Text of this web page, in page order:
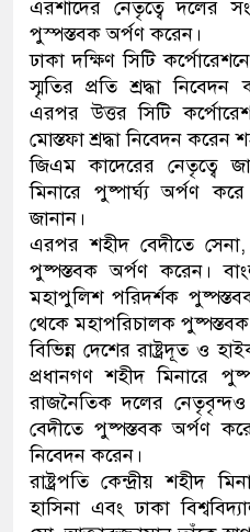
এরশাদের নেতৃত্বে দলের
পুস্পস্তবক অর্পণ করেন।
ঢাকা দক্ষিণ সিটি
স্মৃতির প্রতি শ্রদ্ধা
এরপর উত্তর সিটি
মোস্তফা শ্রদ্ধা নিবেদন করেন
জিএম কাদেরের নেতৃত্বে
মিনারে পুষ্পার্ঘ্য অর্পণ
জানান।
এরপর শহীদ বেদীতে সেনা,
পুষ্পস্তবক অর্পণ করেন।
মহাপুলিশ পরিদর্শক
থেকে মহাপরিচালক
বিভিন্ন দেশের রাষ্ট্রদূত ও
প্রধানগণ শহীদ মিনারে
রাজনৈতিক দলের
বেদীতে পুষ্পস্তবক অর্পণ
নিবেদন করেন।
রাষ্ট্রপতি কেন্দ্রীয় শহীদ
হাসিনা এবং ঢাকা